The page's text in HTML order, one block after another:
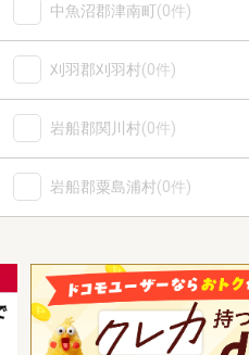
中魚沼郡津南町(0件)
刈羽郡刈羽村(0件)
岩船郡関川村(0件)
岩船郡粟島浦村(0件)